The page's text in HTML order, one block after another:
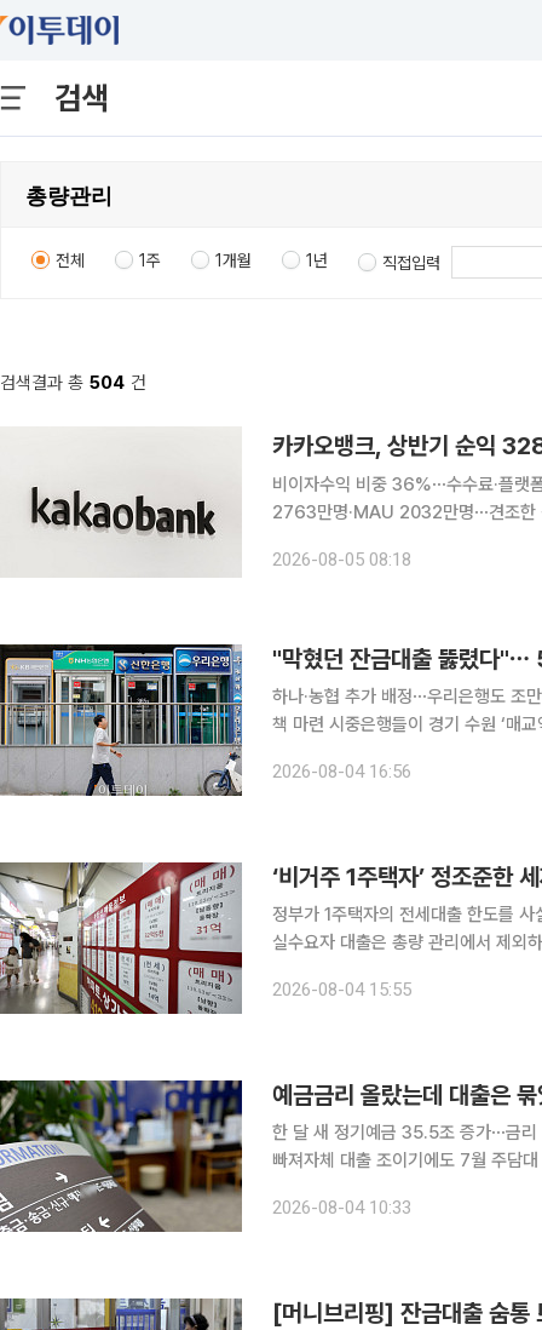
검색
전체 1주 1개월 1년 직접입력
검색결과 총 504 건
카카오뱅크, 상반기 순익
비이자수익 비중 36%⋯수수료·플랫
2763만명·MAU 2032만명⋯견조한 성장세 카카오뱅크가 역대 최대 반기 실적
2026-08-05 08:18
하나·농협 추가 배정⋯우리은행도 조
책 마련 시중은행들이 경기 수원 ‘매교역 팰루시드’ 입주 예정자를 위한 잔금대출 한도를 잇달아 확
한 대응에 속도를 내면서 5대 은행이
2026-08-04 16:56
‘비거주 1주택자’ 정조준한
정부가 1주택자의 전세대출 한도를
실수요자 대출은 총량 관리에서 제외
2026-08-04 15:55
예금금리 올랐는데 대출은
한 달 새 정기예금 35.5조 증가⋯금리
빠져자체 대출 조이기에도 7월 주담대 2.8조 급증 시차 착
지 않는 요구불예금은 빠져나가는 반
2026-08-04 10:33
[머니브리핑] 잔금대출 숨